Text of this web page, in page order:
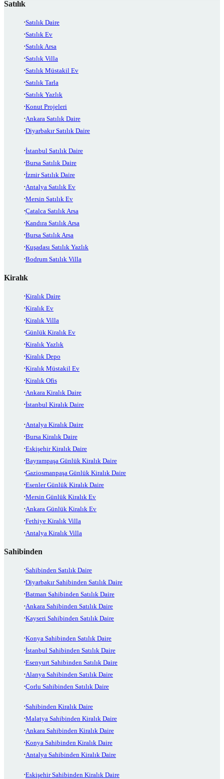
Satılık
Satılık Daire
Satılık Ev
Satılık Arsa
Satılık Villa
Satılık Müstakil Ev
Satılık Tarla
Satılık Yazlık
Konut Projeleri
Ankara Satılık Daire
Diyarbakır Satılık Daire
İstanbul Satılık Daire
Bursa Satılık Daire
İzmir Satılık Daire
Antalya Satılık Ev
Mersin Satılık Ev
Çatalca Satılık Arsa
Kandıra Satılık Arsa
Bursa Satılık Arsa
Kuşadası Satılık Yazlık
Bodrum Satılık Villa
Kiralık
Kiralık Daire
Kiralık Ev
Kiralık Villa
Günlük Kiralık Ev
Kiralık Yazlık
Kiralık Depo
Kiralık Müstakil Ev
Kiralık Ofis
Ankara Kiralık Daire
İstanbul Kiralık Daire
Antalya Kiralık Daire
Bursa Kiralık Daire
Eskişehir Kiralık Daire
Bayrampaşa Günlük Kiralık Daire
Gaziosmanpaşa Günlük Kiralık Daire
Esenler Günlük Kiralık Daire
Mersin Günlük Kiralık Ev
Ankara Günlük Kiralık Ev
Fethiye Kiralık Villa
Antalya Kiralık Villa
Sahibinden
Sahibinden Satılık Daire
Diyarbakır Sahibinden Satılık Daire
Batman Sahibinden Satılık Daire
Ankara Sahibinden Satılık Daire
Kayseri Sahibinden Satılık Daire
Konya Sahibinden Satılık Daire
İstanbul Sahibinden Satılık Daire
Esenyurt Sahibinden Satılık Daire
Alanya Sahibinden Satılık Daire
Çorlu Sahibinden Satılık Daire
Sahibinden Kiralık Daire
Malatya Sahibinden Kiralık Daire
Ankara Sahibinden Kiralık Daire
Konya Sahibinden Kiralık Daire
Antalya Sahibinden Kiralık Daire
Eskişehir Sahibinden Kiralık Daire